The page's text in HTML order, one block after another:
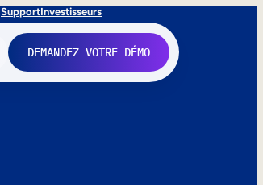
SupportInvestisseurs
DEMANDEZ VOTRE DÉMO